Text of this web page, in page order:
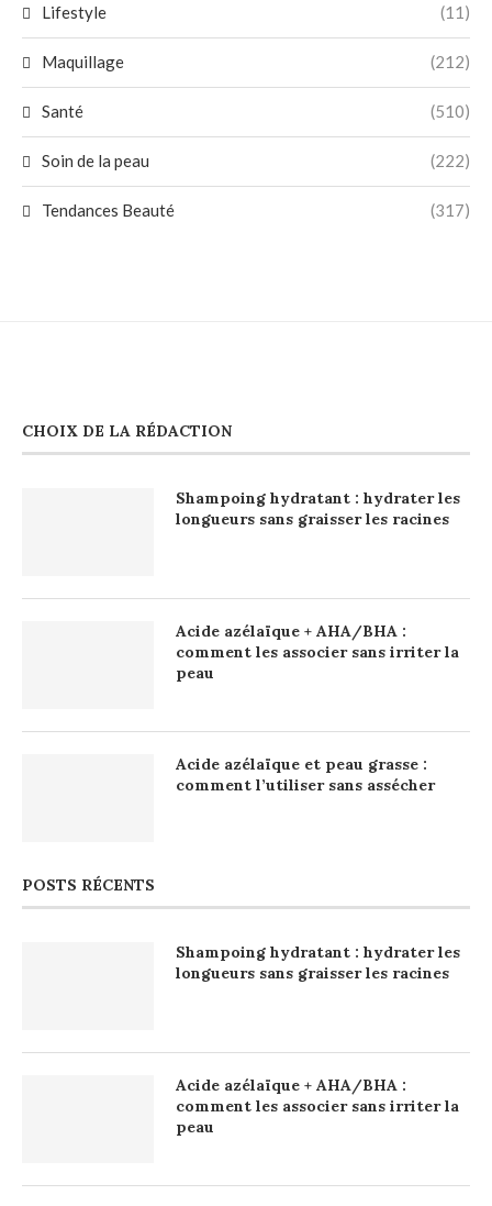
Lifestyle (11)
Maquillage (212)
Santé (510)
Soin de la peau (222)
Tendances Beauté (317)
CHOIX DE LA RÉDACTION
Shampoing hydratant : hydrater les
longueurs sans graisser les racines
Acide azélaïque + AHA/BHA :
comment les associer sans irriter la
peau
Acide azélaïque et peau grasse :
comment l’utiliser sans assécher
POSTS RÉCENTS
Shampoing hydratant : hydrater les
longueurs sans graisser les racines
Acide azélaïque + AHA/BHA :
comment les associer sans irriter la
peau